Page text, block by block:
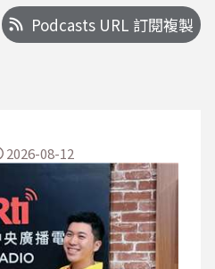
Podcasts URL 訂閱複製
2026-08-12